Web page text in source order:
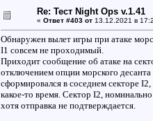
Re: Тест Night Ops v.1.41
« Ответ #403 от13.12.2021 в
Обнаружен вылет игры при атаке
I1 совсем не проходимый.
Приходит сообщение об атаке на
отключением опции морского
сформировался в соседнем секторе
какое-то время. Сектор I2,
хотя отправка не подтверждается.